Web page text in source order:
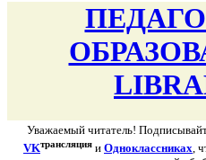
Уважаемый читатель!
VKтрансляция и Одноклассниках ,